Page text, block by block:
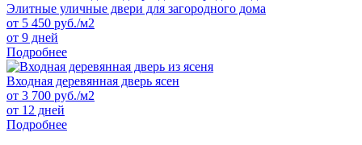
Элитные уличные двери для загородного дома
от 5 450 руб./м2
от 9 дней
Подробнее
Входная деревянная дверь ясен
от 3 700 руб./м2
от 12 дней
Подробнее